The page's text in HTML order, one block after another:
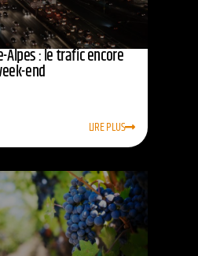
Alpes : le trafic encore
end
LIRE PLUS